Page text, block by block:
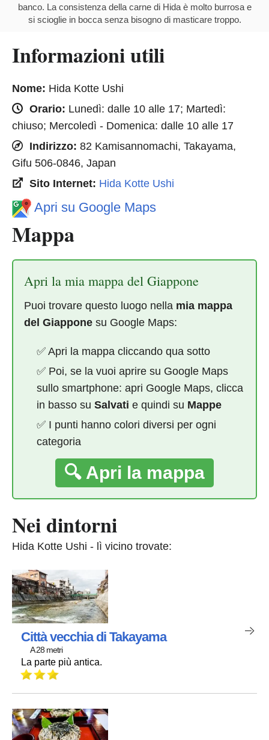
banco. La consistenza della carne di Hida è molto burrosa e
si scioglie in bocca senza bisogno di masticare troppo.
Informazioni utili
Nome: Hida Kotte Ushi
Orario: Lunedì: dalle 10 alle 17; Martedì:
chiuso; Mercoledì - Domenica: dalle 10 alle 17
Indirizzo: 82 Kamisannomachi, Takayama,
Gifu 506-0846, Japan
Sito Internet: Hida Kotte Ushi
Apri su Google Maps
Mappa
Apri la mia mappa del Giappone
Puoi trovare questo luogo nella mia mappa
del Giappone su Google Maps:
✅ Apri la mappa cliccando qua sotto
✅ Poi, se la vuoi aprire su Google Maps
sullo smartphone: apri Google Maps, clicca
in basso su Salvati e quindi su Mappe
✅ I punti hanno colori diversi per ogni
categoria
🔍 Apri la mappa
Nei dintorni
Hida Kotte Ushi - lì vicino trovate:
Città vecchia di Takayama
A 28 metri
La parte più antica.